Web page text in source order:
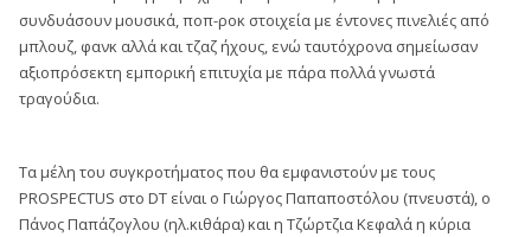
συνδυάσουν μουσικά, ποπ-ροκ στοιχεία με έντονες πινελιές από
μπλουζ, φανκ αλλά και τζαζ ήχους, ενώ ταυτόχρονα σημείωσαν
αξιοπρόσεκτη εμπορική επιτυχία με πάρα πολλά γνωστά
τραγούδια.
Τα μέλη του συγκροτήματος που θα εμφανιστούν με τους
PROSPECTUS στο DT είναι ο Γιώργος Παπαποστόλου (πνευστά), ο
Πάνος Παπάζογλου (ηλ.κιθάρα) και η Τζώρτζια Κεφαλά η κύρια